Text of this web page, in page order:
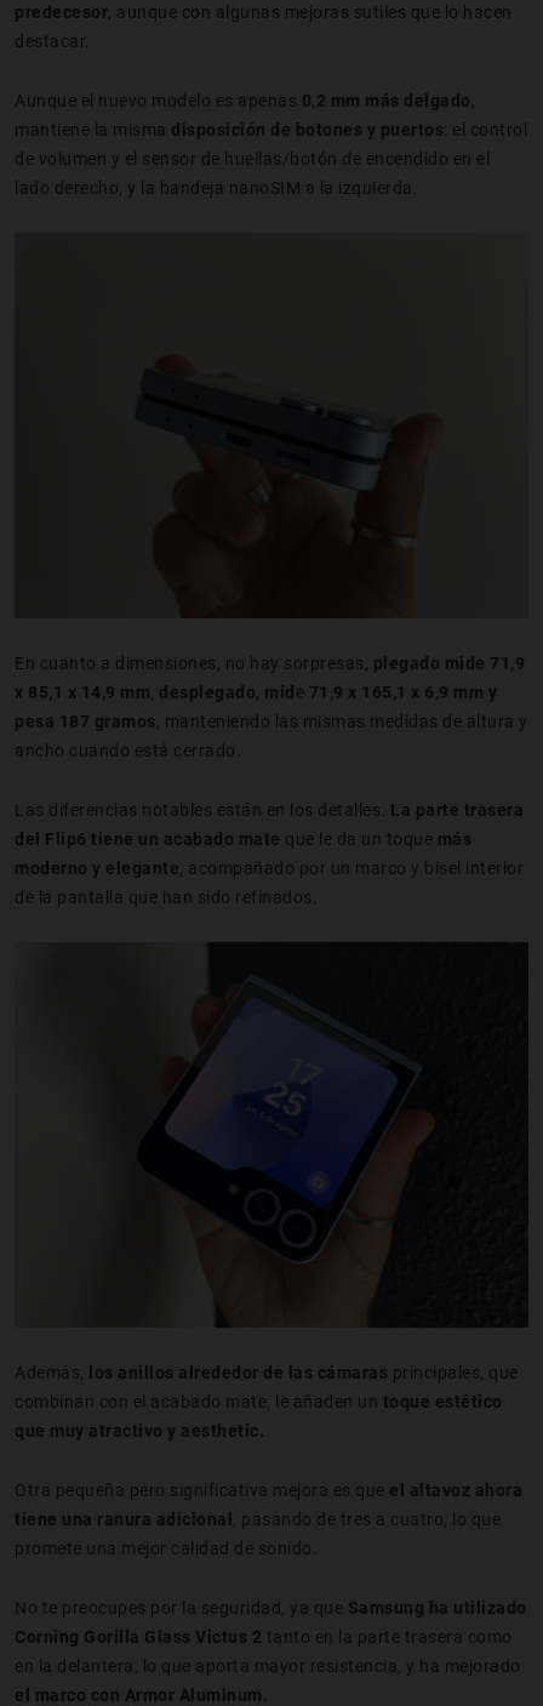
predecesor , aunque con algunas mejoras sutiles que lo hacen
destacar.
Aunque el nuevo modelo es apenas 0,2 mm más delgado
mantiene la misma disposición de botones y puertos: el control
de volumen y el sensor de huellas/botón de encendido en el
lado derecho, y la bandeja nanoSIM a la izquierda.
En cuanto a dimensiones, no hay sorpresas , plegado mide 71,9
x 85,1 x 14,9 mm desplegado, mid e 71,9 x 165,1 x 6,9 mm y
pesa 187 gramos , manteniendo las mismas medidas de altura y
ancho cuando está cerrado.
Las diferencias notables están en los detalles. La parte trasera
del Flip6 tiene un acabado mate que le da un toque más
moderno y elegante , acompañado por un marco y bisel interior
de la pantalla que han sido refinados.
Además, los anillos alrededor de las cámaras principales, que
combinan con el acabado mate, le añaden un toque estético
que muy atractivo y aesthetic.
Otra pequeña pero significativa mejora es que el altavoz ahora
tiene una ranura adicional
, pasando de tres a cuatro, lo que
promete una mejor calidad de sonido.
No te preocupes por la seguridad, ya que Samsung ha utilizado
Corning Gorilla Glass Victus 2 tanto en la parte trasera como
en la delantera, lo que aporta mayor resistencia, y ha mejorado
el marco con Armor Aluminum